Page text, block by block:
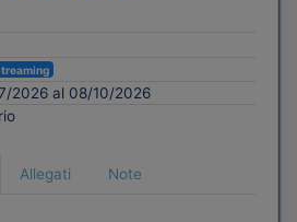
2026 al 08/10/2026
Allegati
Note